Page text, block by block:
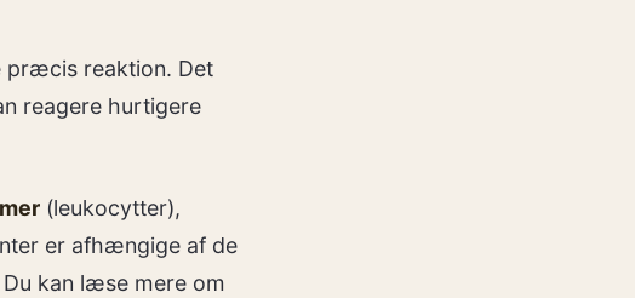
præcis reaktion. Det
reagere hurtigere
(leukocytter),
er afhængige af de
kan læse mere om